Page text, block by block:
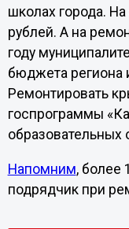
школах города.
рублей. А на
году
бюджета региона
Ремонтировать
госпрограммы
образовательных
Напомним, более
подрядчик при